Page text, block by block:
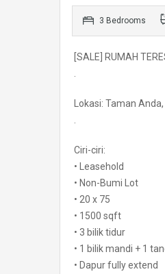
3 Bedrooms
[SALE] RUMAH
.
Lokasi: Taman Anda,
.
Ciri-ciri:
• Leasehold
• Non-Bumi Lot
• 20 x 75
• 1500 sqft
• 3 bilik tidur
• 1 bilik mandi + 1
• Dapur fully extend